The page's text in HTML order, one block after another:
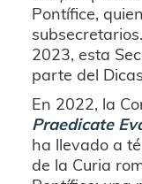
Pontífice,
2023, esta
parte del
En 2022, la
Praedicate
ha llevado a
de la Curia